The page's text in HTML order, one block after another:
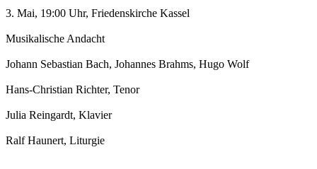
3. Mai, 19:00 Uhr, Friedenskirche Kassel
Musikalische Andacht
Johann Sebastian Bach, Johannes Brahms, Hugo Wolf
Hans-Christian Richter, Tenor
Julia Reingardt, Klavier
Ralf Haunert, Liturgie